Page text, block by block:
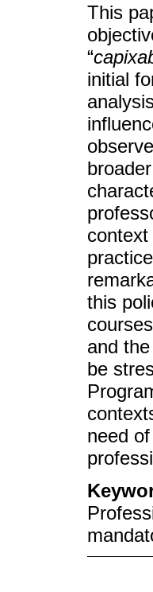
This
“
initial
this
and
be
need